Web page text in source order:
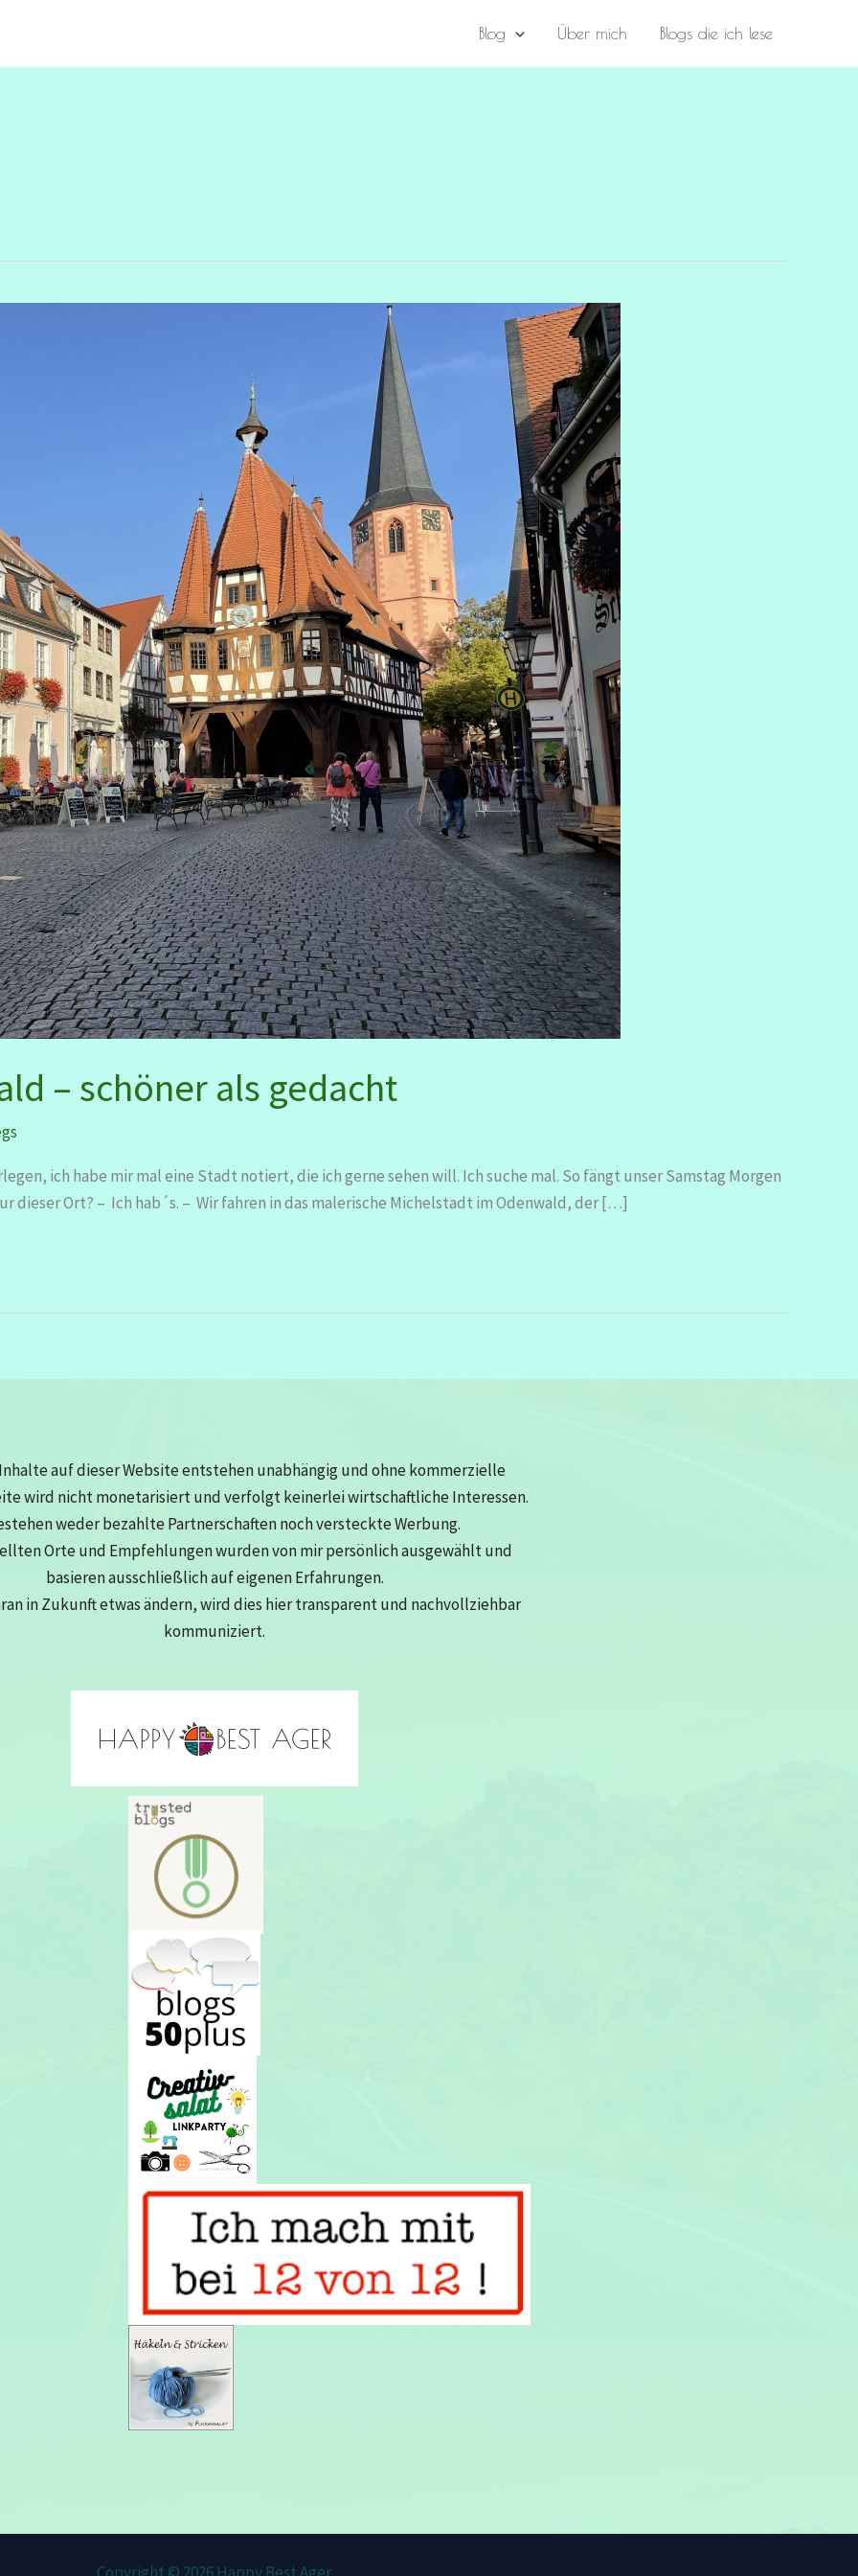
Blog Über mich Blogs die ich lese
– schöner als gedacht
ich habe mir mal eine Stadt notiert, die ich gerne sehen will. Ich suche mal. So fängt unser Samstag Morgen
dieser Ort? – Ich hab´s. – Wir fahren in das malerische Michelstadt im Odenwald, der […]
auf dieser Website entstehen unabhängig und ohne kommerzielle
wird nicht monetarisiert und verfolgt keinerlei wirtschaftliche Interessen.
weder bezahlte Partnerschaften noch versteckte Werbung.
Orte und Empfehlungen wurden von mir persönlich ausgewählt und
basieren ausschließlich auf eigenen Erfahrungen.
in Zukunft etwas ändern, wird dies hier transparent und nachvollziehbar
kommuniziert.
Copyright © 2026 Happy Best Ager